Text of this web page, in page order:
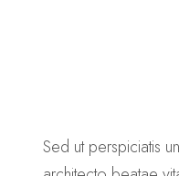
Sed ut perspiciatis